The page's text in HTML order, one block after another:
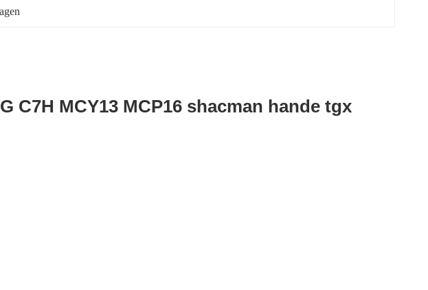
C7H MCY13 MCP16 shacman hande tgx